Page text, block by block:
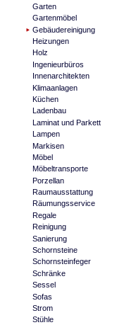
Garten
Gartenmöbel
Gebäudereinigung
Heizungen
Holz
Ingenieurbüros
Innenarchitekten
Klimaanlagen
Küchen
Ladenbau
Laminat und Parkett
Lampen
Markisen
Möbel
Möbeltransporte
Porzellan
Raumausstattung
Räumungsservice
Regale
Reinigung
Sanierung
Schornsteine
Schornsteinfeger
Schränke
Sessel
Sofas
Strom
Stühle